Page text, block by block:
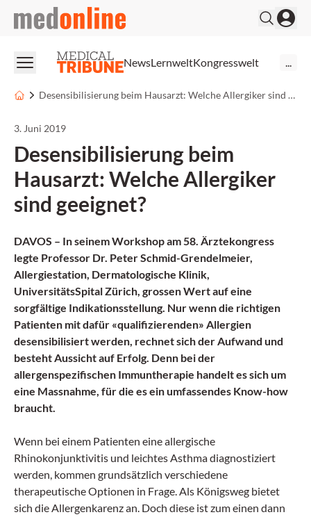
medonline
NewsLernweltKongresswelt
Desensibilisierung beim Hausarzt: Welche Allergiker sind geeignet?
3. Juni 2019
Desensibilisierung beim
Hausarzt: Welche Allergiker
sind geeignet?
DAVOS – In seinem Workshop am 58. Ärztekongress
legte Professor Dr. Peter Schmid-Grendelmeier,
Allergiestation, Dermatologische Klinik,
UniversitätsSpital Zürich, grossen Wert auf eine
sorgfältige Indikationsstellung. Nur wenn die richtigen
Patienten mit dafür «qualifizierenden» Allergien
desensibilisiert werden, rechnet sich der Aufwand und
besteht Aussicht auf Erfolg. Denn bei der
allergenspezifischen Immuntherapie handelt es sich um
eine Massnahme, für die es ein umfassendes Know-how
braucht.
Wenn bei einem Patienten eine allergische
Rhinokonjunktivitis und leichtes Asthma diagnostiziert
werden, kommen grundsätzlich verschiedene
therapeutische Optionen in Frage. Als Königsweg bietet
sich die Allergenkarenz an. Doch diese ist zum einen dann